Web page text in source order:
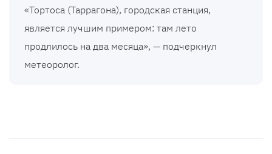
«Тортоса (Таррагона), городская станция,
является лучшим примером: там лето
продлилось на два месяца», — подчеркнул
метеоролог.